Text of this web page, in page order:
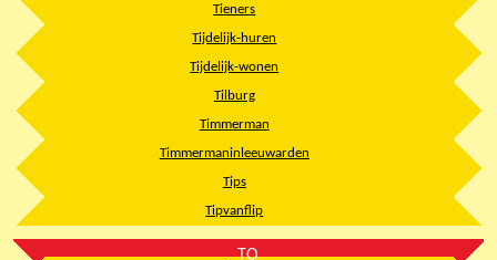
Tieners
Tijdelijk-huren
Tijdelijk-wonen
Tilburg
Timmerman
Timmermaninleeuwarden
Tips
Tipvanflip
TO